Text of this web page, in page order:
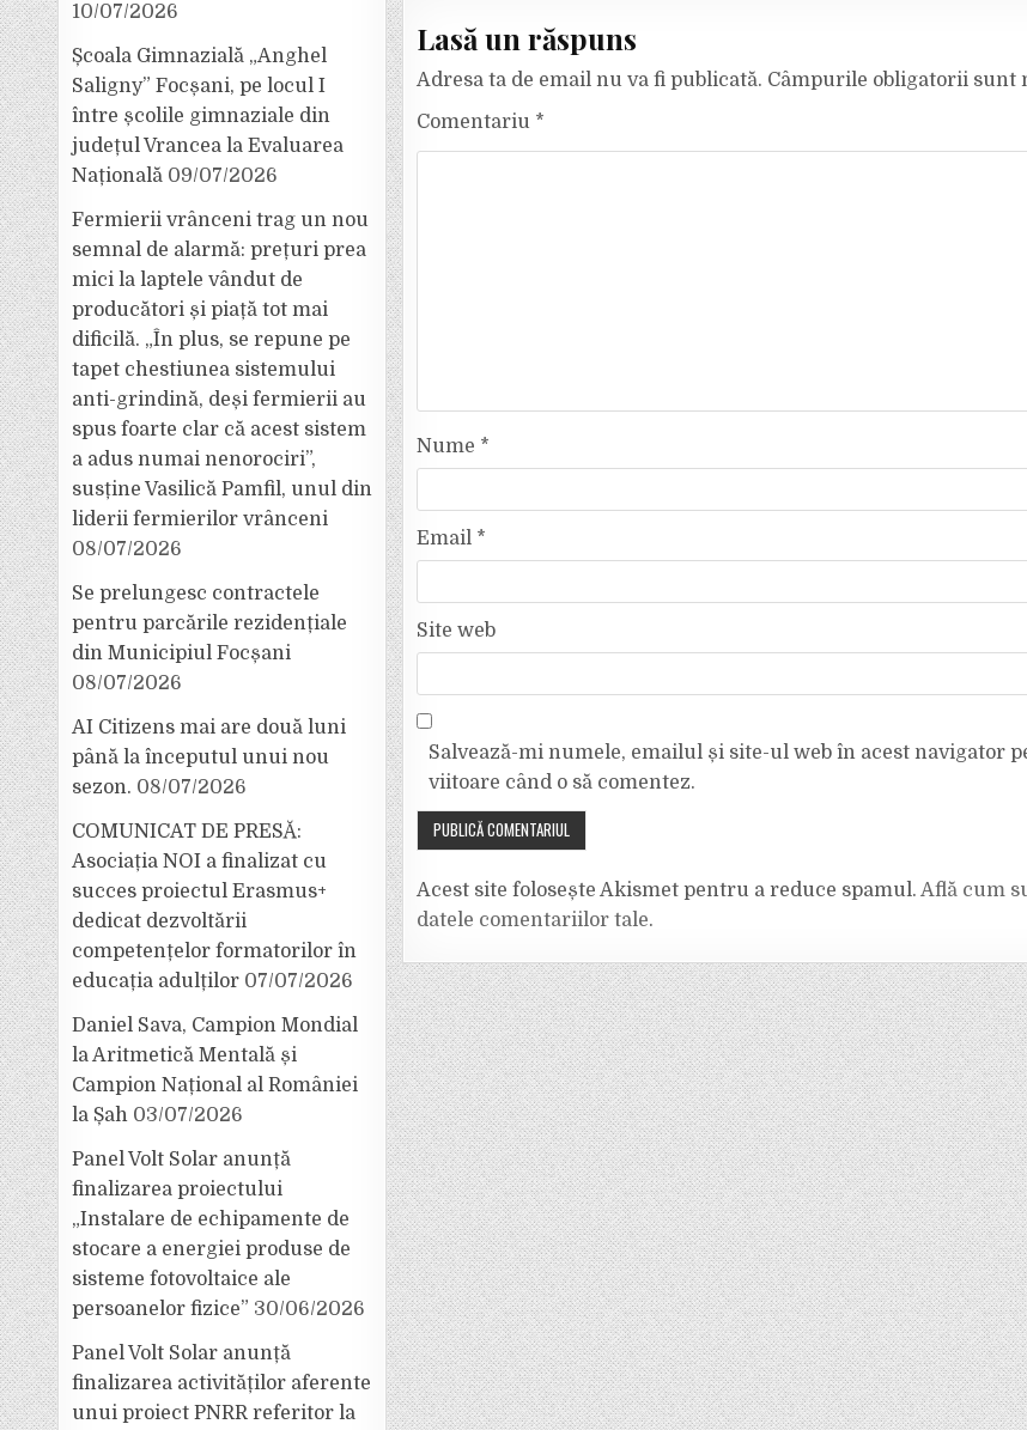
Lasă un răspuns
Adresa ta de email nu va fi publicată. Câmpurile obligatorii sunt
Comentariu *
Nume *
Email *
Site web
Salvează-mi numele, emailul și site-ul web în acest navigator
viitoare când o să comentez.
Acest site folosește Akismet pentru a reduce spamul. Află cum
datele comentariilor tale.
10/07/2026
Școala Gimnazială „Anghel
Saligny” Focșani, pe locul I
între școlile gimnaziale din
județul Vrancea la Evaluarea
Națională 09/07/2026
Fermierii vrânceni trag un nou
semnal de alarmă: prețuri prea
mici la laptele vândut de
producători și piață tot mai
dificilă. „În plus, se repune pe
tapet chestiunea sistemului
anti-grindină, deși fermierii au
spus foarte clar că acest sistem
a adus numai nenorociri”,
susține Vasilică Pamfil, unul din
liderii fermierilor vrânceni
08/07/2026
Se prelungesc contractele
pentru parcările rezidențiale
din Municipiul Focșani
08/07/2026
AI Citizens mai are două luni
până la începutul unui nou
sezon. 08/07/2026
COMUNICAT DE PRESĂ:
Asociația NOI a finalizat cu
succes proiectul Erasmus+
dedicat dezvoltării
competențelor formatorilor în
educația adulților 07/07/2026
Daniel Sava, Campion Mondial
la Aritmetică Mentală și
Campion Național al României
la Șah 03/07/2026
Panel Volt Solar anunță
finalizarea proiectului
„Instalare de echipamente de
stocare a energiei produse de
sisteme fotovoltaice ale
persoanelor fizice” 30/06/2026
Panel Volt Solar anunță
finalizarea activităților aferente
unui proiect PNRR referitor la